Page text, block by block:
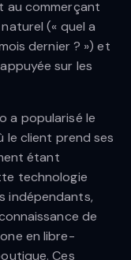
au commerçant
(« quel a
dernier ? ») et
sur les
a popularisé le
le client prend ses
étant
technologie
indépendants,
de
en libre-
Ces